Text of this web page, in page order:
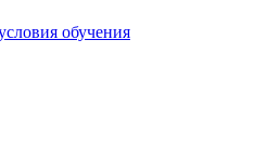
обучения